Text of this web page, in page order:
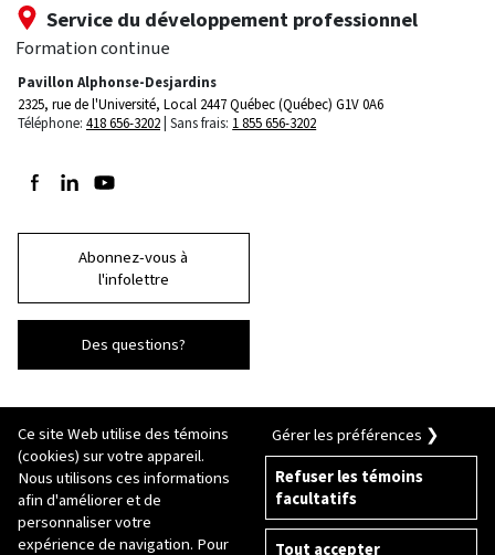
Service du développement professionnel
Formation continue
Pavillon Alphonse-Desjardins
2325, rue de l'Université, Local 2447Québec (Québec) G1V 0A6
Téléphone: 418 656-3202 Sans frais: 1 855 656-3202
Suivez-nous sur Facebook
Suivez-nous sur LinkedIn
Suivez-nous sur Youtube
Abonnez-vous à
l'infolettre
Des questions?
© 2026 Université Laval
Tous droits réservés
Conditions générales d'utilisation
Fraude en ligne
Ce site Web utilise des témoins
(cookies) sur votre appareil.
Nous utilisons ces informations
afin d'améliorer et de
personnaliser votre
expérience de navigation. Pour
Gérer les préférences ❯
Refuser les témoins
facultatifs
Tout accepter